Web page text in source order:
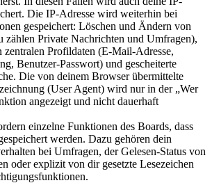
Die IP-Adresse wird weiterhin bei
gespeichert: Löschen und Ändern von
zählen Private Nachrichten und Umfragen),
zentralen Profildaten (E-Mail-Adresse,
Benutzer-Passwort) und gescheiterte
Die von deinem Browser übermittelte
(User Agent) wird nur in der „Wer
angezeigt und nicht dauerhaft
einzelne Funktionen des Boards, dass
werden. Dazu gehören dein
bei Umfragen, der Gelesen-Status von
oder explizit von dir gesetzte Lesezeichen